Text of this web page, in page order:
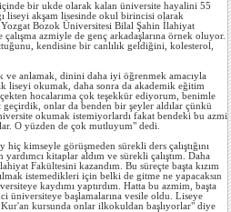
bir ukde olarak kalan üniversite hayalini 55
liseyi akşam lisesinde okul birincisi olarak
Bozok Üniversitesi Bilal Şahin İlahiyat
azmiyle de genç arkadaşlarına örnek oluyor.
kendisine bir canlılık geldiğini, kolesterol,
ve anlamak, dinini daha iyi öğrenmek amacıyla
liseyi okumak, daha sonra da akademik eğitim
hocalarıma çok teşekkür ediyorum, benimle
geçirdik, onlar da benden bir şeyler aldılar çünkü
okumak istemiyorlardı fakat bendeki bu azmi
O yüzden de çok mutluyum" dedi.
kimseyle görüşmeden sürekli ders çalıştığını
kitaplar aldım ve sürekli çalıştım. Daha
Fakültesini kazandım. Bu süreçte başta kızım
istemedikleri için belki de gitme ne yapacaksın
kaydımı yaptırdım. Hatta bu azmim, başta
üniversiteye başlamalarına vesile oldu. Liseye
kursunda onlar ilkokuldan başlıyorlar" diye